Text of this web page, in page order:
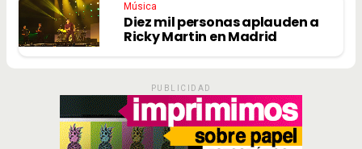
Música
Diez mil personas aplauden a
Ricky Martin en Madrid
PUBLICIDAD